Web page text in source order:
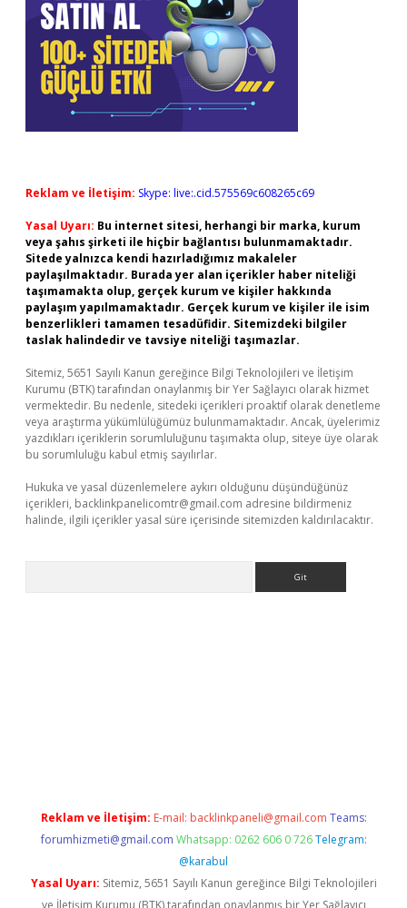
Reklam ve İletişim: Skype: live:.cid.575569c608265c69
Yasal Uyarı: Bu internet sitesi, herhangi bir marka, kurum
veya şahıs şirketi ile hiçbir bağlantısı bulunmamaktadır.
Sitede yalnızca kendi hazırladığımız makaleler
paylaşılmaktadır. Burada yer alan içerikler haber niteliği
taşımamakta olup, gerçek kurum ve kişiler hakkında
paylaşım yapılmamaktadır. Gerçek kurum ve kişiler ile isim
benzerlikleri tamamen tesadüfidir. Sitemizdeki bilgiler
taslak halindedir ve tavsiye niteliği taşımazlar.
Sitemiz, 5651 Sayılı Kanun gereğince Bilgi Teknolojileri ve İletişim
Kurumu (BTK) tarafından onaylanmış bir Yer Sağlayıcı olarak hizmet
vermektedir. Bu nedenle, sitedeki içerikleri proaktif olarak denetleme
veya araştırma yükümlülüğümüz bulunmamaktadır. Ancak, üyelerimiz
yazdıkları içeriklerin sorumluluğunu taşımakta olup, siteye üye olarak
bu sorumluluğu kabul etmiş sayılırlar.
Hukuka ve yasal düzenlemelere aykırı olduğunu düşündüğünüz
içerikleri, backlinkpanelicomtr@gmail.com adresine bildirmeniz
halinde, ilgili içerikler yasal süre içerisinde sitemizden kaldırılacaktır.
Reklam ve İletişim: E-mail: backlinkpaneli@gmail.com Teams:
forumhizmeti@gmail.com Whatsapp: 0262 606 0 726 Telegram:
@karabul
Yasal Uyarı: Sitemiz, 5651 Sayılı Kanun gereğince Bilgi Teknolojileri
ve İletişim Kurumu (BTK) tarafından onaylanmış bir Yer Sağlayıcı